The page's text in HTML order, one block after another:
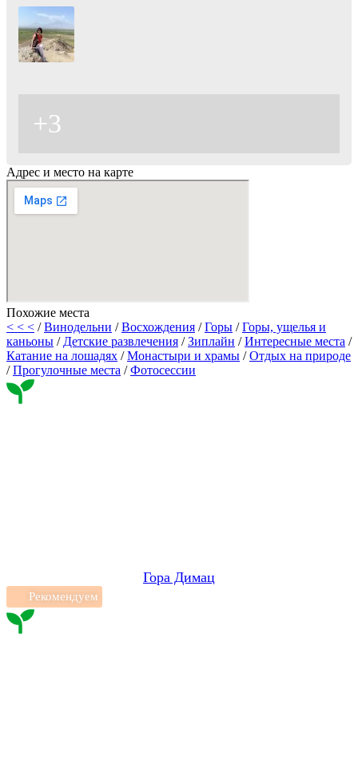
+3
Адрес и место на карте
Похожие места
< < < /Винодельни /Восхождения /Горы /Горы, ущелья и
каньоны / Детские развлечения /Зиплайн /Интересные места /
Катание на лошадях /Монастыри и храмы /Отдых на природе
/Прогулочные места /Фотосессии
Гора Димац
Рекомендуем